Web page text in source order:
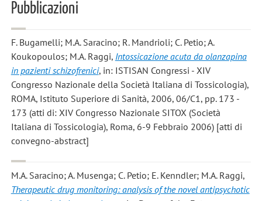
Pubblicazioni
F. Bugamelli; M.A. Saracino; R. Mandrioli; C. Petio; A.
Koukopoulos; M.A. Raggi, Intossicazione acuta da olanzapina
in pazienti schizofrenici, in: ISTISAN Congressi - XIV
Congresso Nazionale della Società Italiana di Tossicologia),
ROMA, Istituto Superiore di Sanità, 2006, 06/C1, pp. 173 -
173 (atti di: XIV Congresso Nazionale SITOX (Società
Italiana di Tossicologia), Roma, 6-9 Febbraio 2006) [atti di
convegno-abstract]
M.A. Saracino; A. Musenga; C. Petio; E. Kenndler; M.A. Raggi,
Therapeutic drug monitoring: analysis of the novel antipsychotic